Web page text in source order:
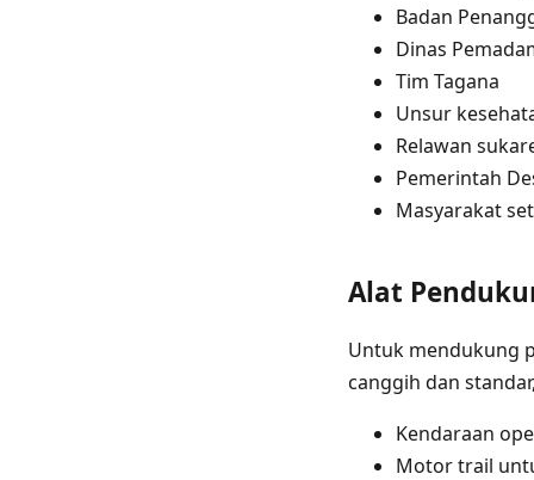
Badan
Dinas
Tim Tagana
Unsur
Relawan
Pemerintah
Masyarakat
Alat
Untuk mendukung
canggih dan
Kendaraan
Motor trail